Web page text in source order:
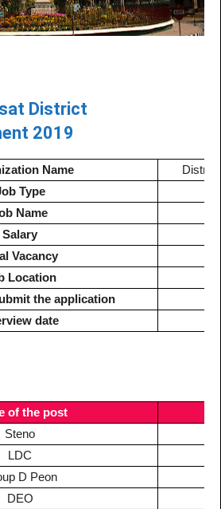
District
2019
Name
Type
Name
Salary
Vacancy
Location
the application
date
of the post
Steno
LDC
D Peon
DEO